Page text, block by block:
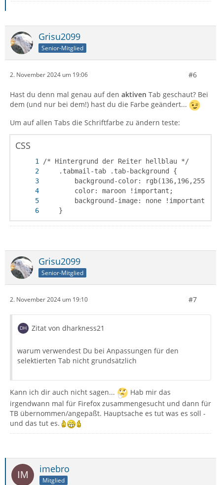
Grisu2099
Senior-Mitglied
2. November 2024 um 19:06 #6
Hast du denn mal genau auf den aktiven Tab geschaut? Bei
dem (und nur bei dem!) hast du die Farbe geändert...
Um auf allen Tabs die Schriftfarbe zu ändern teste:
CSS
	}
Grisu2099
Senior-Mitglied
2. November 2024 um 19:10 #7
Zitat von dharkness21
warum verwendest Du bei Anpassungen für den
selektierten Tab nicht grundsätzlich
Kann ich dir auch nicht sagen...
Hab mir das
irgendwann mal für Firefox zusammengesucht und dann für
TB übernommen/angepaßt. Hauptsache es tut was es soll -
und das tut es.
imebro
Mitglied